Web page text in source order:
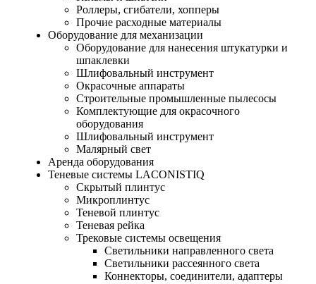
Роллеры, сгибатели, хопперы
Прочие расходные материалы
Оборудование для механизации
Оборудование для нанесения штукатурки и
шпаклевки
Шлифовальный инструмент
Окрасочные аппараты
Строительные промышленные пылесосы
Комплектующие для окрасочного
оборудования
Шлифовальный инструмент
Малярный свет
Аренда оборудования
Теневые системы LACONISTIQ
Скрытый плинтус
Микроплинтус
Теневой плинтус
Теневая рейка
Трековые системы освещения
Светильники направленного света
Светильники рассеянного света
Коннекторы, соединители, адаптеры